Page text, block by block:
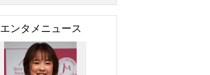
エンタメニュース